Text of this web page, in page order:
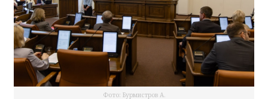
Фото: Бурмистров А.